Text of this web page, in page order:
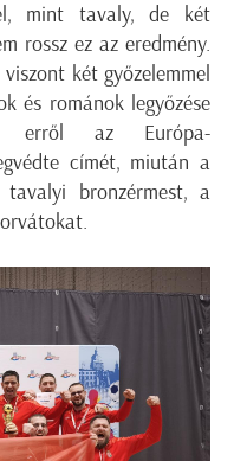
mint tavaly, de két
rossz ez az eredmény.
két győzelemmel
és románok legyőzése
erről az Európa-
címét, miután a
bronzérmest, a